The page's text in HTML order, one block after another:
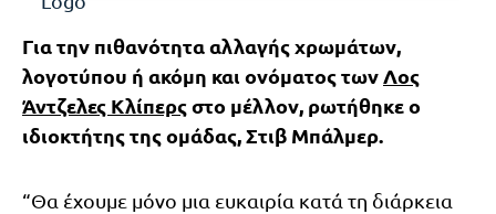
Για την πιθανότητα αλλαγής χρωμάτων,
λογοτύπου ή ακόμη και ονόματος τωνΛος
Άντζελες Κλίπερςστο μέλλον, ρωτήθηκε ο
ιδιοκτήτης της ομάδας, Στιβ Μπάλμερ.
“Θα έχουμε μόνο μια ευκαιρία κατά τη διάρκεια